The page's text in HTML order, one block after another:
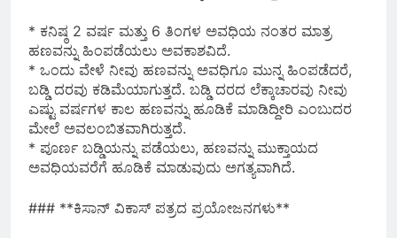
* ಕನಿಷ್ಠ 2 ವರ್ಷ ಮತ್ತು 6 ತಿಂಗಳ ಅವಧಿಯ ನಂತರ ಮಾತ್ರ
ಹಣವನ್ನು ಹಿಂಪಡೆಯಲು ಅವಕಾಶವಿದೆ.
* ಒಂದು ವೇಳೆ ನೀವು ಹಣವನ್ನು ಅವಧಿಗೂ ಮುನ್ನ ಹಿಂಪಡೆದರೆ,
ಬಡ್ಡಿ ದರವು ಕಡಿಮೆಯಾಗುತ್ತದೆ. ಬಡ್ಡಿ ದರದ ಲೆಕ್ಕಾಚಾರವು ನೀವು
ಎಷ್ಟು ವರ್ಷಗಳ ಕಾಲ ಹಣವನ್ನು ಹೂಡಿಕೆ ಮಾಡಿದ್ದೀರಿ ಎಂಬುದರ
ಮೇಲೆ ಅವಲಂಬಿತವಾಗಿರುತ್ತದೆ.
* ಪೂರ್ಣ ಬಡ್ಡಿಯನ್ನು ಪಡೆಯಲು, ಹಣವನ್ನು ಮುಕ್ತಾಯದ
ಅವಧಿಯವರೆಗೆ ಹೂಡಿಕೆ ಮಾಡುವುದು ಅಗತ್ಯವಾಗಿದೆ.
### **ಕಿಸಾನ್ ವಿಕಾಸ್ ಪತ್ರದ ಪ್ರಯೋಜನಗಳು**